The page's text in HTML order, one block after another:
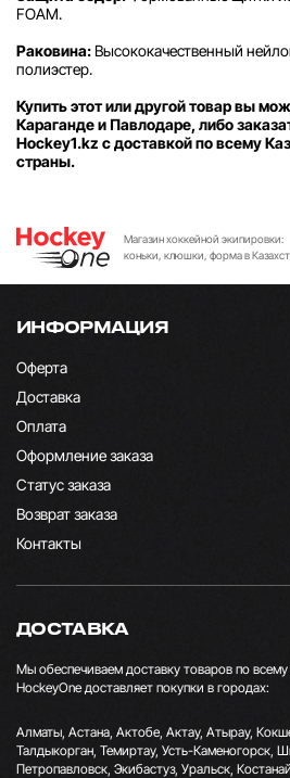
FOAM.
Раковина:Высококачественный
полиэстер.
Купить этот или другой товар вы
Караганде и Павлодаре, либо
Hockey1.kz с доставкой по всему
страны.
Магазин хоккейной экипировки:
коньки, клюшки, форма в
ИНФОРМАЦИЯ
Оферта
Доставка
Оплата
Оформление заказа
Статус заказа
Возврат заказа
Контакты
ДОСТАВКА
Мы обеспечиваем доставку товаров по всему
HockeyOne доставляет покупки в городах:
Алматы, Астана, Актобе, Актау, Атырау,
Талдыкорган, Темиртау, Усть-Каменогорск,
Петропавловск, Экибастуз, Уральск,